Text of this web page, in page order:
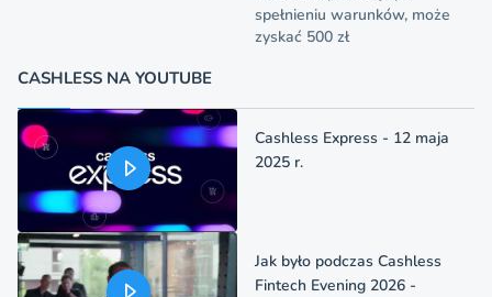
spełnieniu warunków, może
zyskać 500 zł
CASHLESS NA YOUTUBE
Cashless Express - 12 maja
2025 r.
Jak było podczas Cashless
Fintech Evening 2026 -